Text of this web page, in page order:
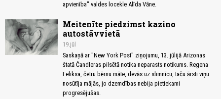
apvienība" valdes locekle Alīda Vāne.
Meitenīte piedzimst kazino
autostāvvietā
19.jūl
Saskaņā ar "New York Post" ziņojumu, 13. jūlijā Arizonas
štatā Čandleras pilsētā notika neparasts notikums. Regena
Feliksa, četru bērnu māte, devās uz slimnīcu, taču ārsti viņu
nosūtīja mājās, jo dzemdības nebija pietiekami
progresējušas.